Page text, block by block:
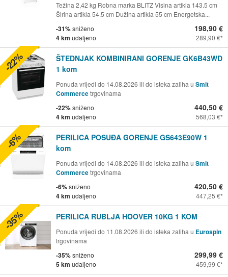
Težina 2,42 kg Robna marka BLITZ Visina artikla 143.5 cm
Širina artikla 54.5 cm Dužina artikla 55 cm Energetska...
-31%sniženo
4 km udaljeno
198,90 €
289,90 €
ŠTEDNJAK KOMBINIRANI GORENJE GK6B43WD
1 kom
Ponuda vrijedi do 14.08.2026 ili do isteka zaliha u Smit
Commercetrgovinama
-22%sniženo
4 km udaljeno
440,50 €
568,03 €
-22%
PERILICA POSUĐA GORENJE GS643E90W 1
kom
Ponuda vrijedi do 14.08.2026 ili do isteka zaliha u Smit
Commercetrgovinama
-6%sniženo
4 km udaljeno
420,50 €
447,25 €
-6%
PERILICA RUBLJA HOOVER 10KG 1 KOM
Ponuda vrijedi do 11.08.2026 ili do isteka zaliha u Eurospin
trgovinama
-35%sniženo
5 km udaljeno
299,99 €
459,99 €
-35%